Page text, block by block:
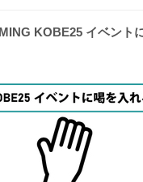
KOBE25 イベント